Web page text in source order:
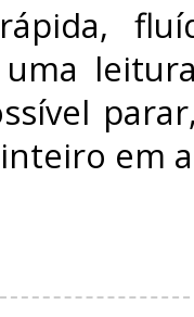
uma
em